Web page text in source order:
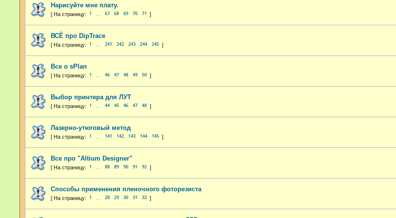
Нарисуйте мне плату.
1 67 68 69 70 71
ВСЁ про DipTrace
1 241 242 243 244 245
Все о sPlan
1 46 47 48 49 50
Выбор принтера для ЛУТ
1 44 45 46 47 48
Лазерно-утюговый метод
1 141 142 143 144 145
Все про "Altium Designer"
1 88 89 90 91 92
Способы применения пленочного фоторезиста
1 28 29 30 31 32